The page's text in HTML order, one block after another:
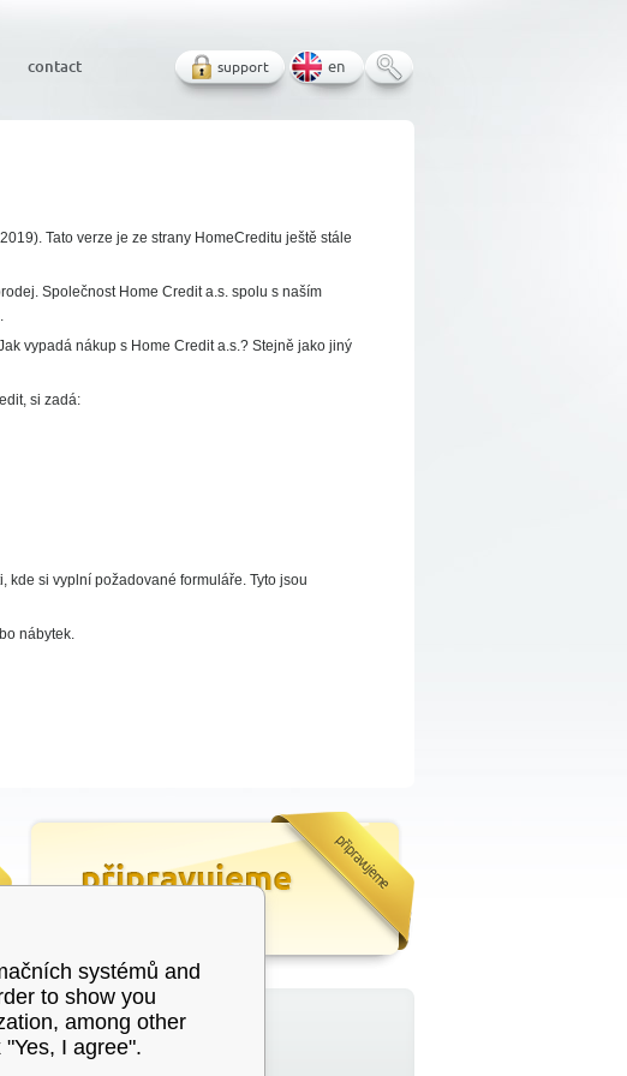
Tato verze je ze strany HomeCreditu ještě stále
Společnost Home Credit a.s. spolu s naším
vypadá nákup s Home Credit a.s.? Stejně jako jiný
si zadá:
kde si vyplní požadované formuláře. Tyto jsou
nábytek.
contact support en
systémů and
to show you
among other
I agree".